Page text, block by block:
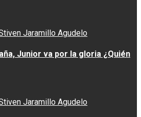
Jaramillo Agudelo
Junior va por la gloria ¿Quién
Jaramillo Agudelo